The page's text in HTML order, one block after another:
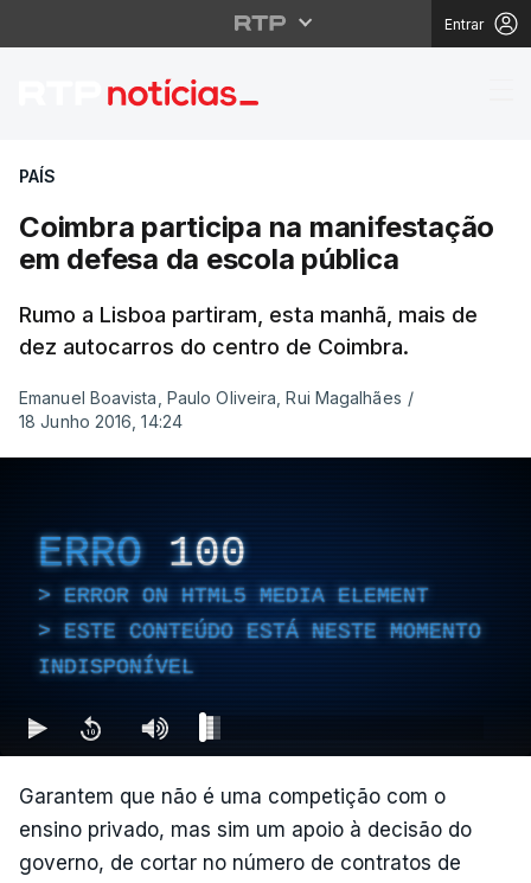
Entrar
Coimbra participa na
PAÍS
Coimbra participa na manifestação
em defesa da escola pública
Rumo a Lisboa partiram, esta manhã, mais de
dez autocarros do centro de Coimbra.
Emanuel Boavista, Paulo Oliveira, Rui Magalhães /
18 Junho 2016, 14:24
ERRO 100
ERROR ON HTML5 MEDIA ELEMENT
ESTE CONTEÚDO ESTÁ NESTE MOMENTO
INDISPONÍVEL
Garantem que não é uma competição com o
ensino privado, mas sim um apoio à decisão do
governo, de cortar no número de contratos de